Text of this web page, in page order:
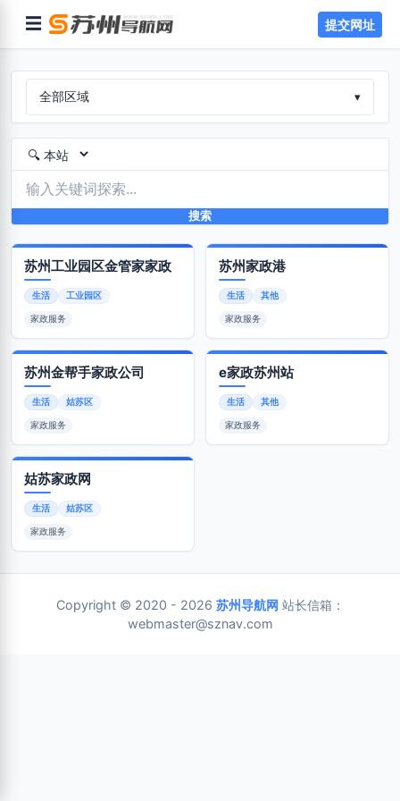
☰ 提交网址
全部区域 ▾
搜索
苏州工业园区金管家家政
生活 工业园区
家政服务
苏州家政港
生活 其他
家政服务
苏州金帮手家政公司
生活 姑苏区
家政服务
e家政苏州站
生活 其他
家政服务
姑苏家政网
生活 姑苏区
家政服务
Copyright © 2020 - 2026 苏州导航网 站长信箱：
webmaster@sznav.com